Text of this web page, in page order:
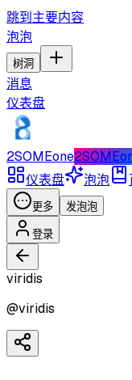
跳到主要内容
泡泡
树洞
消息
仪表盘
2SOMEone
仪表盘
泡泡
更多 发泡泡
登录
viridis
@viridis